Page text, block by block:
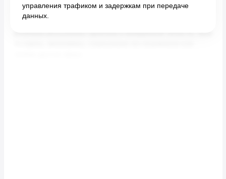
управления трафиком и задержкам при передаче
данных.